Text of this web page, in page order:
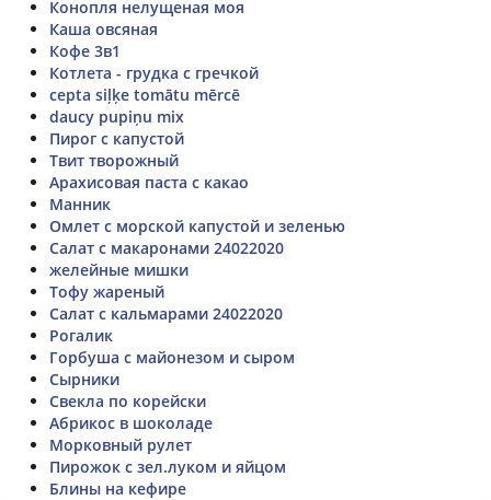
Конопля нелущеная моя
Каша овсяная
Кофе 3в1
Котлета - грудка с гречкой
cepta siļķe tomātu mērcē
daucy pupiņu mix
Пирог с капустой
Твит творожный
Арахисовая паста с какао
Манник
Омлет с морской капустой и зеленью
Салат с макаронами 24022020
желейные мишки
Тофу жареный
Салат с кальмарами 24022020
Рогалик
Горбуша с майонезом и сыром
Сырники
Свекла по корейски
Абрикос в шоколаде
Морковный рулет
Пирожок с зел.луком и яйцом
Блины на кефире